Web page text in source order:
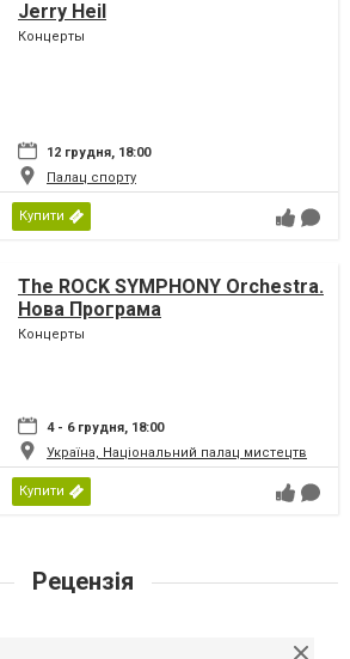
Jerry Heil
Концерты
12 грудня, 18:00
Палац спорту
Купити
The ROCK SYMPHONY Orchestra.
Нова Програма
Концерты
4 - 6 грудня, 18:00
Україна, Національний палац мистецтв
Купити
Рецензія